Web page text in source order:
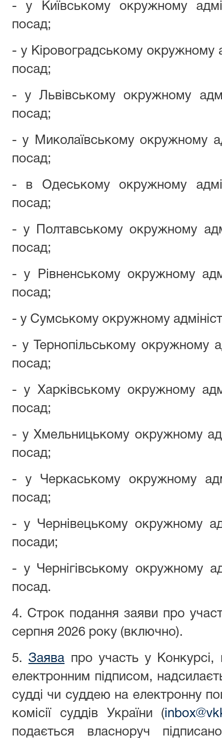
- у Київському окружному
посад;
- у Кіровоградському окружному
посад;
- у Львівському окружному
посад;
- у Миколаївському окружному
посад;
- в Одеському окружному
посад;
- у Полтавському окружному
посад;
- у Рівненському окружному
посад;
- у Сумському окружному
- у Тернопільському окружному
посад;
- у Харківському окружному
посад;
- у Хмельницькому окружному
посад;
- у Черкаському окружному
посад;
- у Чернівецькому окружному
посади;
- у Чернігівському окружному
посад.
4. Строк подання заяви про
серпня 2026 року (включно).
5. Заява про участь у Конкурсі,
електронним підписом,
судді чи суддею на електронну
комісії суддів України (
подається власноруч